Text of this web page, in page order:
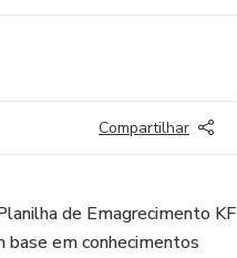
Compartilhar
de Emagrecimento KF
base em conhecimentos